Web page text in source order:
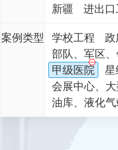
新疆
进出口
案例类型 学校工程
政
部队、军区
甲级医院
星
会展中心、
油库、液化